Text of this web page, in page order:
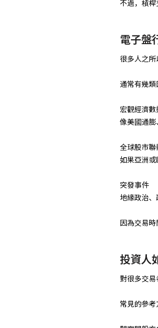
不過，槓桿
電子盤
很多人之所
通常有幾類
宏觀經濟數
像美國通膨
全球股市聯
如果亞洲或
突發事件
地緣政治、
因為交易
投資人
對很多交易
常見的參考